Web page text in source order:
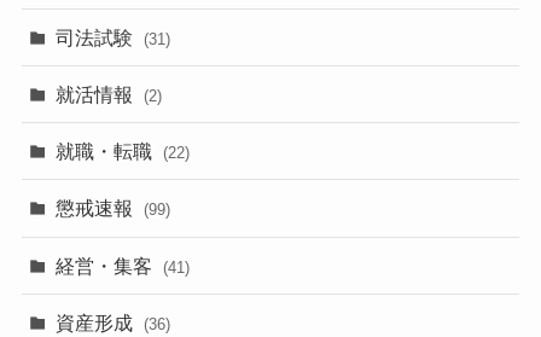
司法試験 (31)
就活情報 (2)
就職・転職 (22)
懲戒速報 (99)
経営・集客 (41)
資産形成 (36)